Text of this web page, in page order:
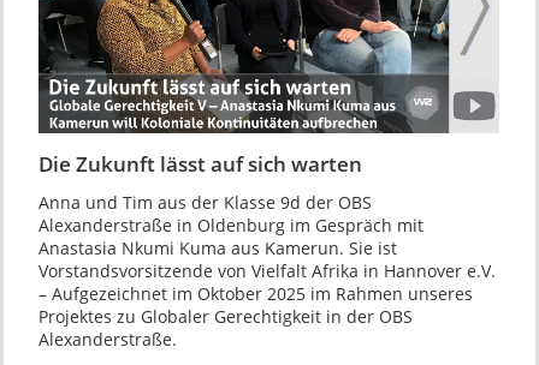
Die Zukunft lässt auf sich warten
Anna und Tim aus der Klasse 9d der OBS
Alexanderstraße in Oldenburg im Gespräch mit
Anastasia Nkumi Kuma aus Kamerun. Sie ist
Vorstandsvorsitzende von Vielfalt Afrika in Hannover e.V.
– Aufgezeichnet im Oktober 2025 im Rahmen unseres
Projektes zu Globaler Gerechtigkeit in der OBS
Alexanderstraße.